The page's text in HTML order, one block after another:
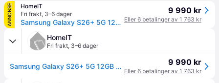
ANNONSE
HomeIT
Fri frakt, 3–6 dager
Samsung Galaxy S26+ 5G 12GB RAM 256GB Sky Blue
9 990 kr
Eller 6 betalinger av 1 763 kr
HomeIT
Fri frakt, 3–6 dager
Samsung Galaxy S26+ 5G 12GB RAM 256GB Sky Blue 9 990 kr
Eller 6 betalinger av 1 763 kr